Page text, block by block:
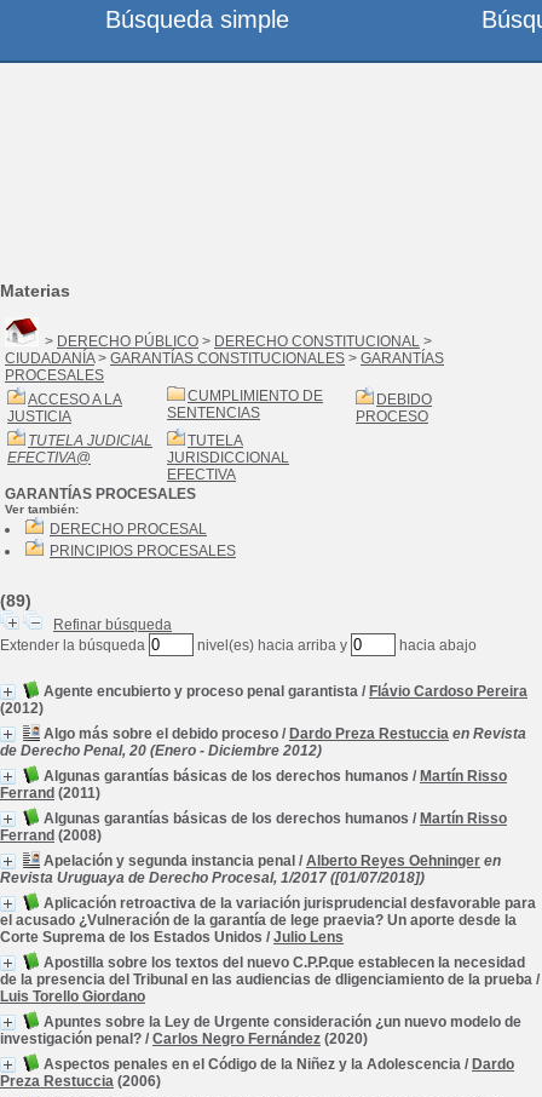
Materias
> DERECHO PÚBLICO > DERECHO CONSTITUCIONAL >
CIUDADANÍA> GARANTÍAS CONSTITUCIONALES > GARANTÍAS
PROCESALES
ACCESO A LA
JUSTICIA
CUMPLIMIENTO DE
SENTENCIAS
DEBIDO
PROCESO
TUTELA JUDICIAL
EFECTIVA@
TUTELA
JURISDICCIONAL
EFECTIVA
GARANTÍAS PROCESALES
Ver también:
DERECHO PROCESAL
PRINCIPIOS PROCESALES
(89)
Refinar búsqueda
Extender la búsqueda
nivel(es) hacia arriba y hacia abajo
Agente encubierto y proceso penal garantista / Flávio Cardoso Pereira
(2012)
Algo más sobre el debido proceso / Dardo Preza Restuccia en Revista
de Derecho Penal, 20 (Enero - Diciembre 2012)
Algunas garantías básicas de los derechos humanos / Martín Risso
Ferrand (2011)
Algunas garantías básicas de los derechos humanos / Martín Risso
Ferrand (2008)
Apelación y segunda instancia penal / Alberto Reyes Oehninger en
Revista Uruguaya de Derecho Procesal, 1/2017 ([01/07/2018])
Aplicación retroactiva de la variación jurisprudencial desfavorable para
el acusado ¿Vulneración de la garantía de lege praevia? Un aporte desde la
Corte Suprema de los Estados Unidos / Julio Lens
Apostilla sobre los textos del nuevo C.P.P.que establecen la necesidad
de la presencia del Tribunal en las audiencias de dligenciamiento de la prueba /
Luis Torello Giordano
Apuntes sobre la Ley de Urgente consideración ¿un nuevo modelo de
investigación penal? / Carlos Negro Fernández (2020)
Aspectos penales en el Código de la Niñez y la Adolescencia / Dardo
Preza Restuccia (2006)
Búsqueda simple